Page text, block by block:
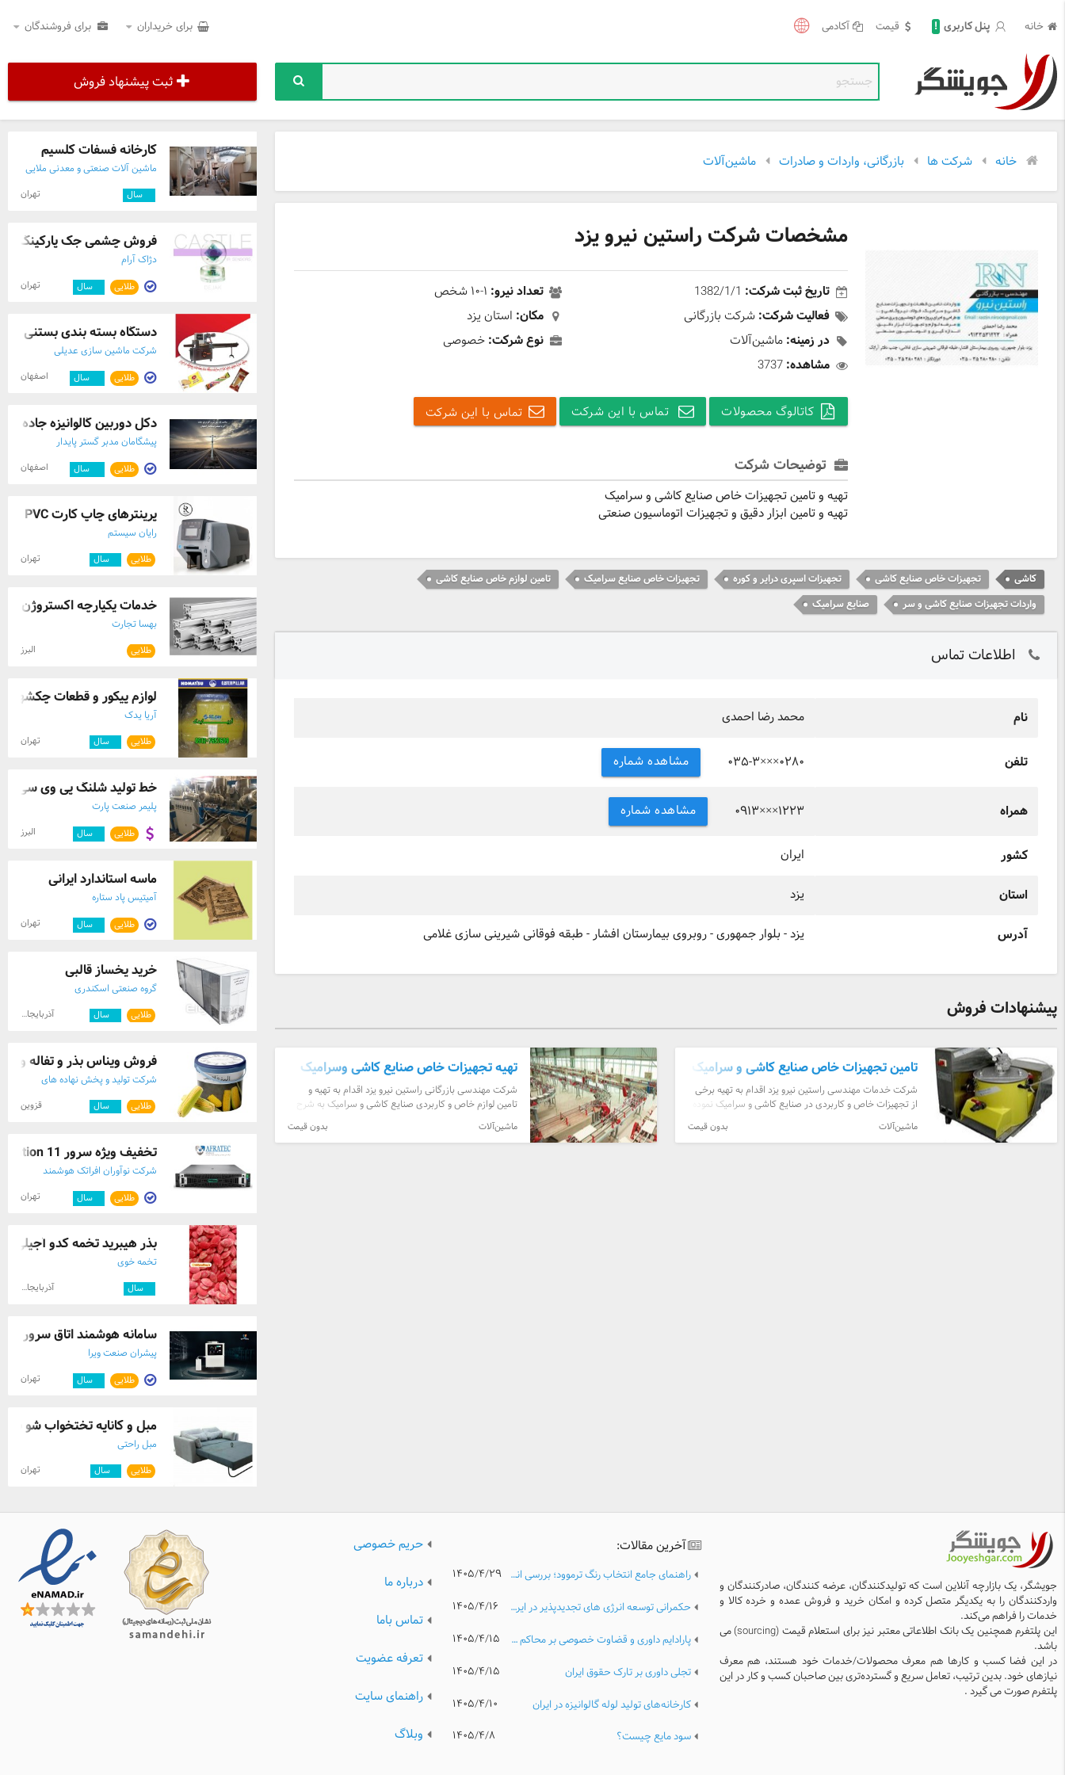
خانه پنل کاربری ! قیمت آکادمی برای خریداران برای فروشندگان
ثبت پیشنهاد فروش
خانه شرکت ها بازرگانی، واردات و صادرات ماشین‌آلات
مشخصات شرکت راستین نیرو یزد
تاریخ ثبت شرکت: 1382/1/1 تعداد نیرو: ۱-۱۰ شخص
فعالیت شرکت:شرکت بازرگانی مکان: استان یزد
در زمینه:ماشین‌آلات نوع شرکت:خصوصی
مشاهده:3737
کاتالوگ محصولات تماس با این شرکت تماس با این شرکت
توضیحات شرکت
تهیه و تامین تجهیزات خاص صنایع کاشی و سرامیک
تهیه و تامین ابزار دقیق و تجهیزات اتوماسیون صنعتی
کاشی تجهیزات خاص صنایع کاشی تجهیزات اسپری درایر و کوره تجهیزات خاص صنایع سرامیک
تامین لوازم خاص صنایع کاشی
واردات تجهیزات صنایع کاشی و سر
صنایع سرامیک
اطلاعات تماس
نام محمد رضا احمدی
تلفن ۰۳۵-۳×××۰۲۸۰ مشاهده شماره
همراه ۰۹۱۳×××۱۲۲۳ مشاهده شماره
کشور ایران
استان یزد
آدرس یزد - بلوار جمهوری - روبروی بیمارستان افشار - طبقه فوقانی شیرینی سازی غلامی
پیشنهادات فروش
تامین تجهیزات خاص صنایع کاشی و سرامیک
شرکت خدمات مهندسی راستین نیرو یزد اقدام به تهیه برخی
از تجهیزات خاص و کاربردی در صنایع کاشی و سرامیک نموده
است که عبارتست از : 1- تجهیزات اسپری درایر و کو ...
ماشین‌آلات بدون قیمت
تهیه تجهیزات خاص صنایع کاشی وسرامیک
شرکت مهندسی بازرگانی راستین نیرو یزد اقدام به تهیه و
تامین لوازم خاص و کاربردی صنایع کاشی و سرامیک به شرح
ذیل نموده است : 1- تجهیزات اسپری درایر و کوره ، ...
ماشین‌آلات بدون قیمت
کارخانه فسفات کلسیم
ماشین آلات صنعتی و معدنی ملایی
سال تهران
فروش چشمی جک پارکینگ
دژاک آرام
طلایی سال تهران
دستگاه بسته بندی بستنی
شرکت ماشین سازی عدیلی
طلایی سال اصفهان
دکل دوربین گالوانیزه جاده
پیشگامان مدبر گستر پایدار
طلایی سال اصفهان
پرینترهای چاپ کارت PVC
رایان سیستم
طلایی سال تهران
خدمات یکپارچه اکستروژن و
بهسا تجارت
طلایی البرز
لوازم پیکور و قطعات چکشهای
آریا یدک
طلایی سال تهران
خط تولید شلنگ پی وی سی،
پلیمر صنعت پارت
طلایی سال البرز
ماسه استاندارد ایرانی
آمیتیس پاد ستاره
طلایی سال تهران
خرید یخساز قالبی
گروه صنعتی اسکندری
طلایی سال آذربایجان غربی
فروش ویناس بذر و تفاله و
شرکت تولید و پخش نهاده های
طلایی سال قزوین
تخفیف ویژه سرور HPE DL 380 Generation 11
شرکت نوآوران افراتک هوشمند
طلایی سال تهران
بذر هیبرید تخمه کدو آجیلی
تخمه خوی
سال آذربایجان غربی
سامانه هوشمند اتاق سرور
پیشران صنعت ویرا
طلایی سال تهران
مبل و کاناپه تختخواب شو
مبل راحتی
طلایی سال تهران
جویشگر، یک بازارچه آنلاین است که تولیدکنندگان، عرضه کنندگان، صادرکنندگان و
واردکنندگان را به یکدیگر متصل کرده و امکان خرید و فروش عمده و خرده کالا و
خدمات را فراهم می‌کند.
این پلتفرم همچنین یک بانک اطلاعاتی معتبر نیز برای استعلام قیمت (sourcing) می
باشد.
در این فضا کسب و کارها هم معرف محصولات/خدمات خود هستند، هم معرف
نیازهای خود. بدین ترتیب، تعامل سریع و گسترده‌تری بین صاحبان کسب و کار در این
پلتفرم صورت می گیرد .
آخرین مقالات:
راهنمای جامع انتخاب رنگ ترموود؛ بررسی انواع رنگ، کیفیت و نکات مهم پیش از خرید
۱۴۰۵/۴/۲۹
حکمرانی توسعه انرژی های تجدیدپذیر در ایران؛ تحلیل مدیریتی موانع نهادی، ریسک های سرمایه گذاری و الزامات گذار پایدار انرژی
۱۴۰۵/۴/۱۶
پارادایم داوری و قضاوت خصوصی بر محاکم عمومی
۱۴۰۵/۴/۱۵
تجلی داوری بر تارک حقوق ایران
۱۴۰۵/۴/۱۵
کارخانه‌های تولید لوله گالوانیزه در ایران
۱۴۰۵/۴/۱۰
سود مایع چیست؟
۱۴۰۵/۴/۸
حریم خصوصی
درباره ما
تماس باما
تعرفه عضویت
راهنمای سایت
وبلاگ